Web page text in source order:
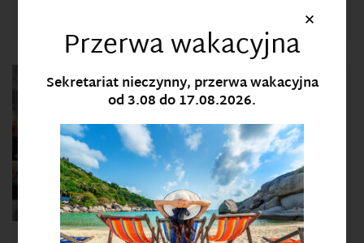
W dniu 16 czerwca JM
Rektor Uniwersytetu
Komisji Edukacji
Narodowej w Krakowie, dr
hab. Wojciech Bą
×
Przerwa wakacyjna
Sekretariat nieczynny, przerwa wakacyjna
od 3.08 do 17.08.2026.